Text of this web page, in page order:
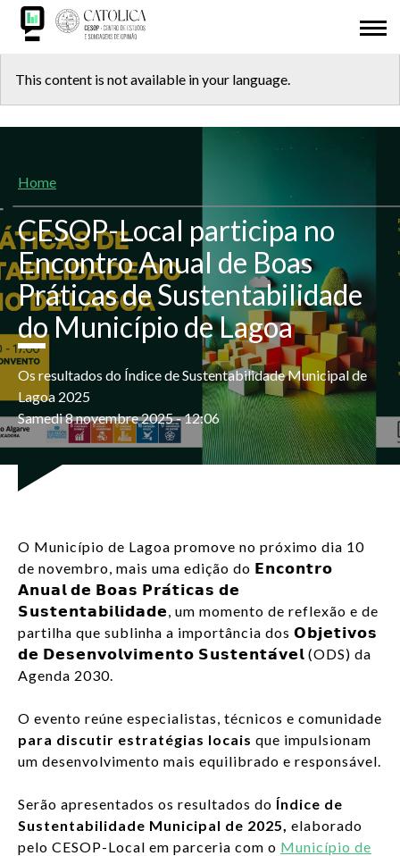
Skip
main
content
CESOP-LOCAL
RESEARCH
PRESENTATIONS
ODD 2030
ADHESION
LOG IN
top
This content is not available in your language.
Breadcrumb
Home
CESOP-Local participa no
Encontro Anual de Boas
Práticas de Sustentabilidade
do Município de Lagoa
Os resultados do Índice de Sustentabilidade Municipal de
Lagoa 2025
Samedi 8 novembre 2025 - 12:06
O Município de Lagoa promove no próximo dia 10
de novembro, mais uma edição do 𝗘𝗻𝗰𝗼𝗻𝘁𝗿𝗼
𝗔𝗻𝘂𝗮𝗹 𝗱𝗲 𝗕𝗼𝗮𝘀 𝗣𝗿𝗮́𝘁𝗶𝗰𝗮𝘀 𝗱𝗲
𝗦𝘂𝘀𝘁𝗲𝗻𝘁𝗮𝗯𝗶𝗹𝗶𝗱𝗮𝗱𝗲, um momento de reflexão e de
partilha que sublinha a importância dos 𝗢𝗯𝗷𝗲𝘁𝗶𝘃𝗼𝘀
𝗱𝗲 𝗗𝗲𝘀𝗲𝗻𝘃𝗼𝗹𝘃𝗶𝗺𝗲𝗻𝘁𝗼 𝗦𝘂𝘀𝘁𝗲𝗻𝘁𝗮́𝘃𝗲𝗹 (ODS) da
Agenda 2030.
O evento reúne especialistas, técnicos e comunidade
para discutir estratégias locais que impulsionam
um desenvolvimento mais equilibrado e responsável.
Serão apresentados os resultados do Índice de
Sustentabilidade Municipal de 2025, elaborado
pelo CESOP-Local em parceria com o Município de